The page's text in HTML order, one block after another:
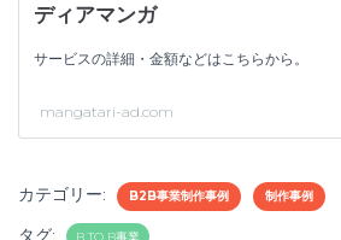
ディアマンガ
サービスの詳細・金額などはこちらから。
mangatari-ad.com
カテゴリー: B2B事業制作事例 制作事例
タグ: